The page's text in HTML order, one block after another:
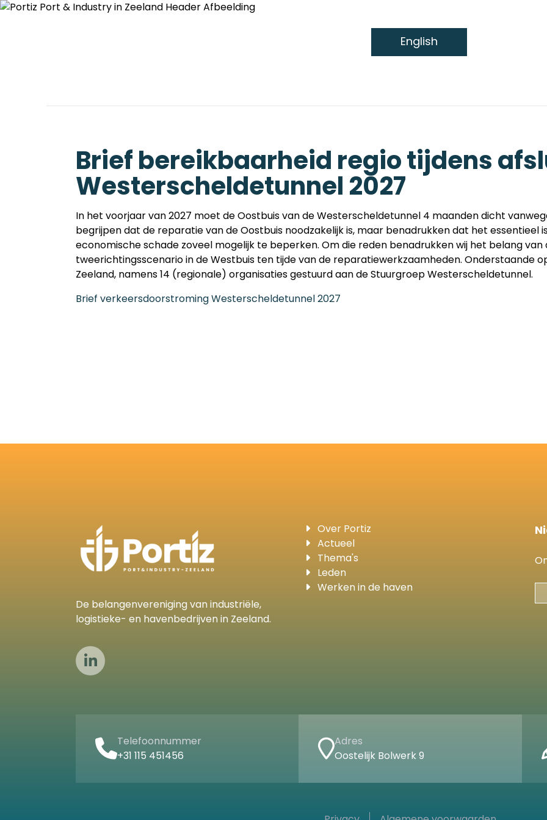
English
Brief bereikbaarheid regio tijdens
Westerscheldetunnel 2027
In het voorjaar van 2027 moet de Oostbuis van de Westerscheldetunnel 4 maanden dicht
begrijpen dat de reparatie van de Oostbuis noodzakelijk is, maar benadrukken dat het
economische schade zoveel mogelijk te beperken. Om die reden benadrukken wij het belang van
tweerichtingsscenario in de Westbuis ten tijde van de reparatiewerkzaamheden. Onderstaande
Zeeland, namens 14 (regionale) organisaties gestuurd aan de Stuurgroep Westerscheldetunnel.
Brief verkeersdoorstroming Westerscheldetunnel 2027
De belangenvereniging van industriële,
logistieke- en havenbedrijven in Zeeland.
Over Portiz
Actueel
Thema's
Leden
Werken in de haven
Telefoonnummer
+31 115 451456
Adres
Oostelijk Bolwerk 9